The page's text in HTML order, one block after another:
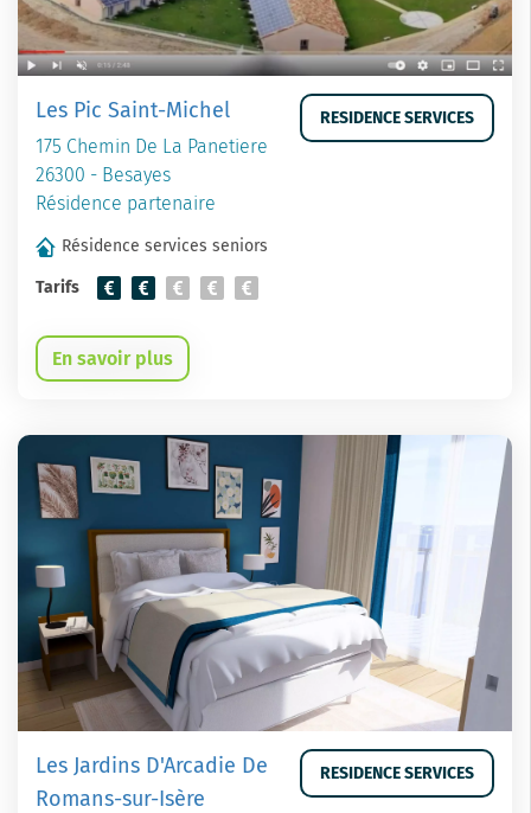
Les Pic Saint-Michel
175 Chemin De La Panetiere
26300 - Besayes
Résidence partenaire
RESIDENCE SERVICES
Résidence services seniors
Tarifs
En savoir plus
Les Jardins D'Arcadie De
Romans-sur-Isère
RESIDENCE SERVICES